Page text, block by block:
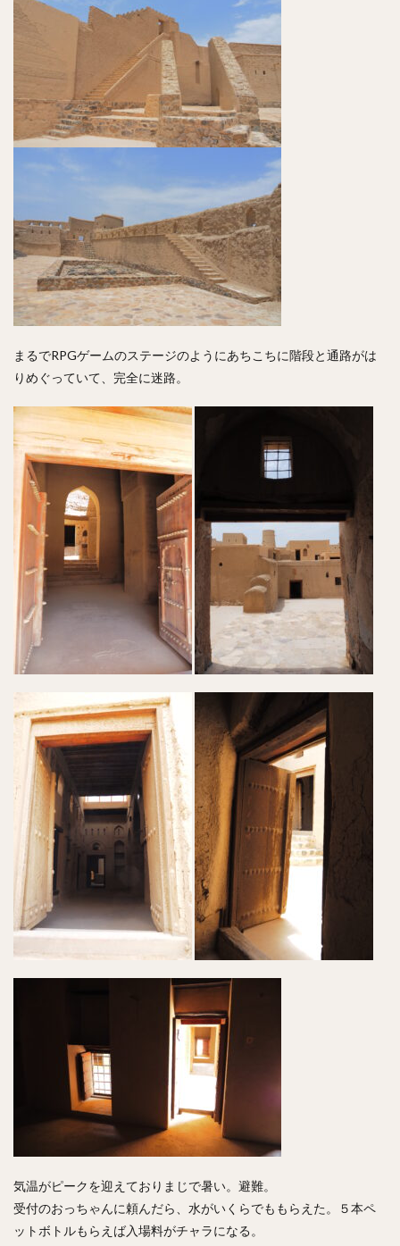
まるでRPGゲームのステージのようにあちこちに階段と通路がは
りめぐっていて、完全に迷路。
気温がピークを迎えておりまじで暑い。避難。
受付のおっちゃんに頼んだら、水がいくらでももらえた。５本ペ
ットボトルもらえば入場料がチャラになる。